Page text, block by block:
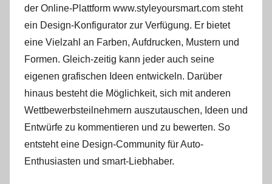
der Online-Plattform www.styleyoursmart.com steht
ein Design-Konfigurator zur Verfügung. Er bietet
eine Vielzahl an Farben, Aufdrucken, Mustern und
Formen. Gleich-zeitig kann jeder auch seine
eigenen grafischen Ideen entwickeln. Darüber
hinaus besteht die Möglichkeit, sich mit anderen
Wettbewerbsteilnehmern auszutauschen, Ideen und
Entwürfe zu kommentieren und zu bewerten. So
entsteht eine Design-Community für Auto-
Enthusiasten und smart-Liebhaber.